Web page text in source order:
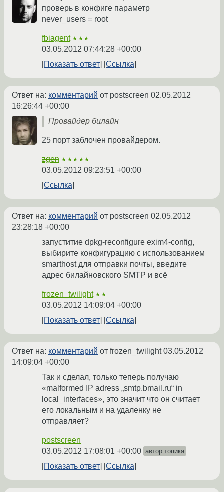
проверь в конфиге параметр
never_users = root
fbiagent ★★★
03.05.2012 07:44:28 +00:00
Показать ответ
Ссылка
Ответ на: комментарий от postscreen 02.05.2012
16:26:44 +00:00
Провайдер билайн
25 порт заблочен провайдером.
zgen ★★★★★
03.05.2012 09:23:51 +00:00
Ссылка
Ответ на: комментарий от postscreen 02.05.2012
23:28:18 +00:00
запуститие dpkg-reconfigure exim4-config,
выбирите конфигурацию с использованием
smarthost для отправки почты, введите
адрес билайновского SMTP и всё
frozen_twilight ★★
03.05.2012 14:09:04 +00:00
Показать ответ
Ссылка
Ответ на: комментарий от frozen_twilight03.05.2012
14:09:04 +00:00
Так и сделал, только теперь получаю
«malformed IP adress „smtp.bmail.ru“ in
local_interfaces», это значит что он считает
его локальным и на удаленку не
отправляет?
postscreen
03.05.2012 17:08:01 +00:00 автор топика
Показать ответ Ссылка